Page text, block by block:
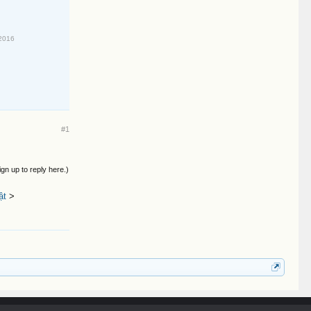
#1
up to reply here.)
>